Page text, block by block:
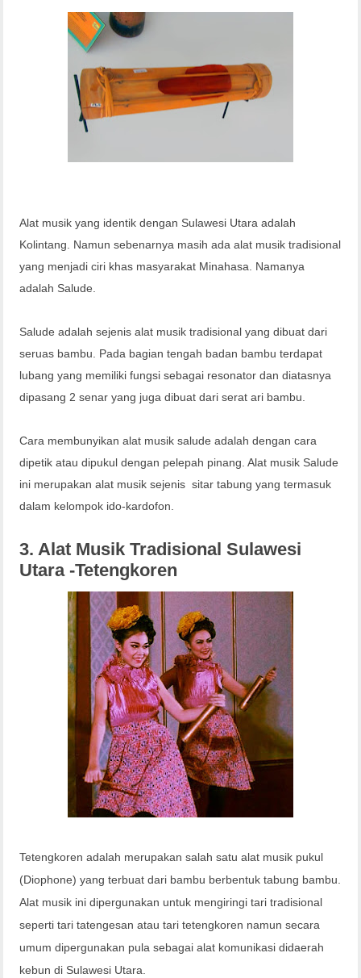
Alat musik yang identik dengan Sulawesi Utara adalah
Kolintang. Namun sebenarnya masih ada alat musik tradisional
yang menjadi ciri khas masyarakat Minahasa. Namanya
adalah Salude.
Salude adalah sejenis alat musik tradisional yang dibuat dari
seruas bambu. Pada bagian tengah badan bambu terdapat
lubang yang memiliki fungsi sebagai resonator dan diatasnya
dipasang 2 senar yang juga dibuat dari serat ari bambu.
Cara membunyikan alat musik salude adalah dengan cara
dipetik atau dipukul dengan pelepah pinang. Alat musik Salude
ini merupakan alat musik sejenis sitar tabung yang termasuk
dalam kelompok ido-kardofon.
3. Alat Musik Tradisional Sulawesi
Utara -Tetengkoren
Tetengkoren adalah merupakan salah satu alat musik pukul
(Diophone) yang terbuat dari bambu berbentuk tabung bambu.
Alat musik ini dipergunakan untuk mengiringi tari tradisional
seperti tari tatengesan atau tari tetengkoren namun secara
umum dipergunakan pula sebagai alat komunikasi didaerah
kebun di Sulawesi Utara.